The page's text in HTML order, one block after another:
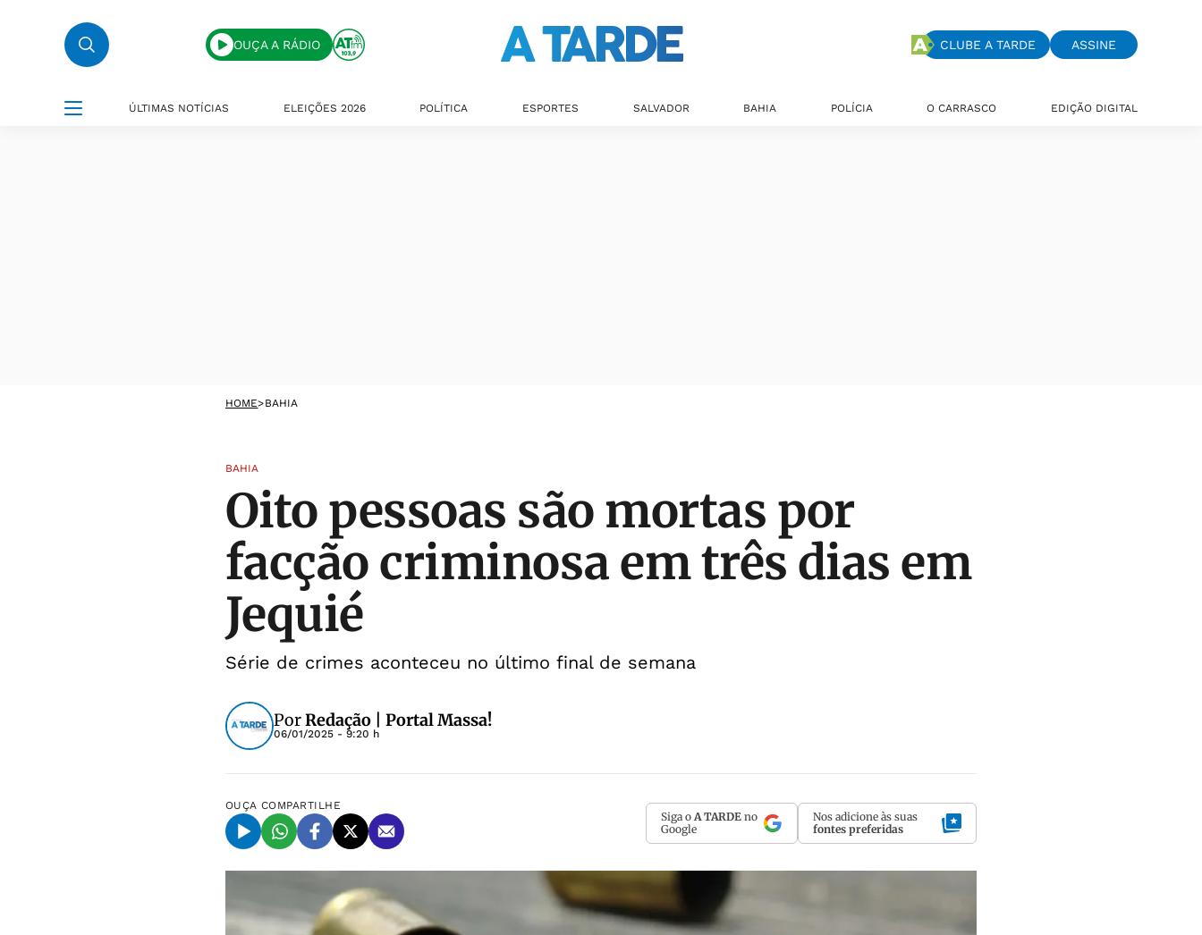
OUÇA A RÁDIO CLUBE A TARDE ASSINE
ÚLTIMAS NOTÍCIAS ELEIÇÕES 2026 POLÍTICA ESPORTES SALVADOR BAHIA POLÍCIA O CARRASCO EDIÇÃO DIGITAL
HOME>BAHIA
BAHIA
Oito pessoas são mortas por
facção criminosa em três dias em
Jequié
Série de crimes aconteceu no último final de semana
PorRedação | Portal Massa!
06/01/2025 - 9:20 h
OUÇA COMPARTILHE
Siga o A TARDE no
Google
Nos adicione às suas
fontes preferidas